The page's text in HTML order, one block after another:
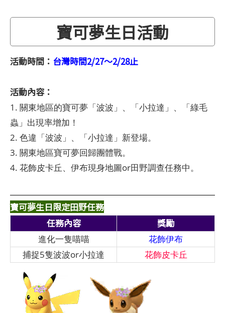
寶可夢生日活動
活動時間： 台灣時間2/27～2/28止
活動內容：
1. 關東地區的寶可夢「波波」、「小拉達」、「綠毛
蟲」出現率增加！
2. 色違「波波」、「小拉達」新登場。
3. 關東地區寶可夢回歸團體戰。
4. 花飾皮卡丘、伊布現身地圖or田野調查任務中。
寶可夢生日限定田野任務
任務內容
獎勵
進化一隻喵喵
花飾伊布
捕捉5隻波波or小拉達
花飾皮卡丘